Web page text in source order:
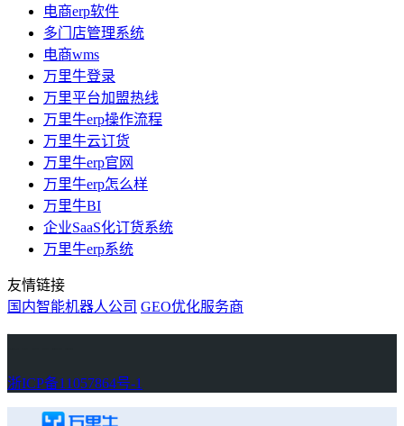
电商erp软件
多门店管理系统
电商wms
万里牛登录
万里平台加盟热线
万里牛erp操作流程
万里牛云订货
万里牛erp官网
万里牛erp怎么样
万里牛BI
企业SaaS化订货系统
万里牛erp系统
友情链接
国内智能机器人公司 GEO优化服务商
浙ICP备11057864号-1